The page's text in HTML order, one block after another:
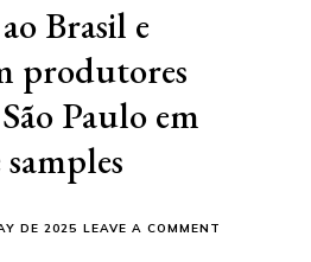
Brasil e
produtores
Paulo em
DE 2025 LEAVE A COMMENT